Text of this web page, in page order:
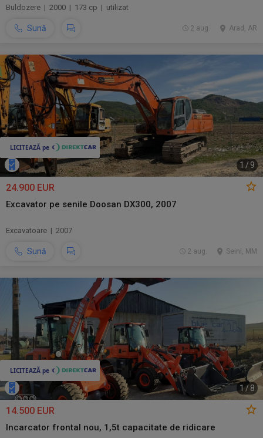
Buldozere | 2000 | 173 cp | utilizat
Sună Arad, AR
2 aug.
1 / 9
24.900 EUR
Excavator pe senile Doosan DX300, 2007
Excavatoare | 2007
Sună Seini, MM
2 aug.
1/ 8
14.500 EUR
Incarcator frontal nou, 1,5t capacitate de ridicare